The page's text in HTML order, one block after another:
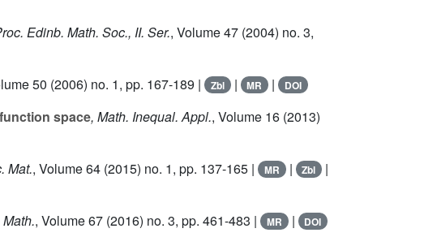
Edinb. Math. Soc., II. Ser., Volume 47 (2004) no. 3,
50 (2006) no. 1, pp. 167-189 | Zbl | MR | DOI
space, Math. Inequal. Appl., Volume 16 (2013)
Mat., Volume 64 (2015) no. 1, pp. 137-165 | MR | Zbl |
, Volume 67 (2016) no. 3, pp. 461-483 | MR | DOI